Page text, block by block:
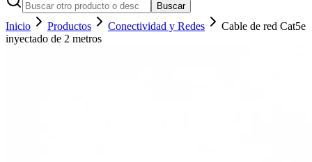
Buscar
Inicio Productos Conectividad y Redes
Cable de red Cat5e
inyectado de 2 metros